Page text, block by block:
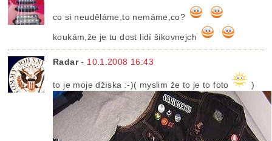
co si neuděláme,to nemáme,co?
koukám,že je tu dost lidí šikovnejch
Radar- 10.1.2008 16:43
to je moje džíska :-)( myslim že to je to foto )